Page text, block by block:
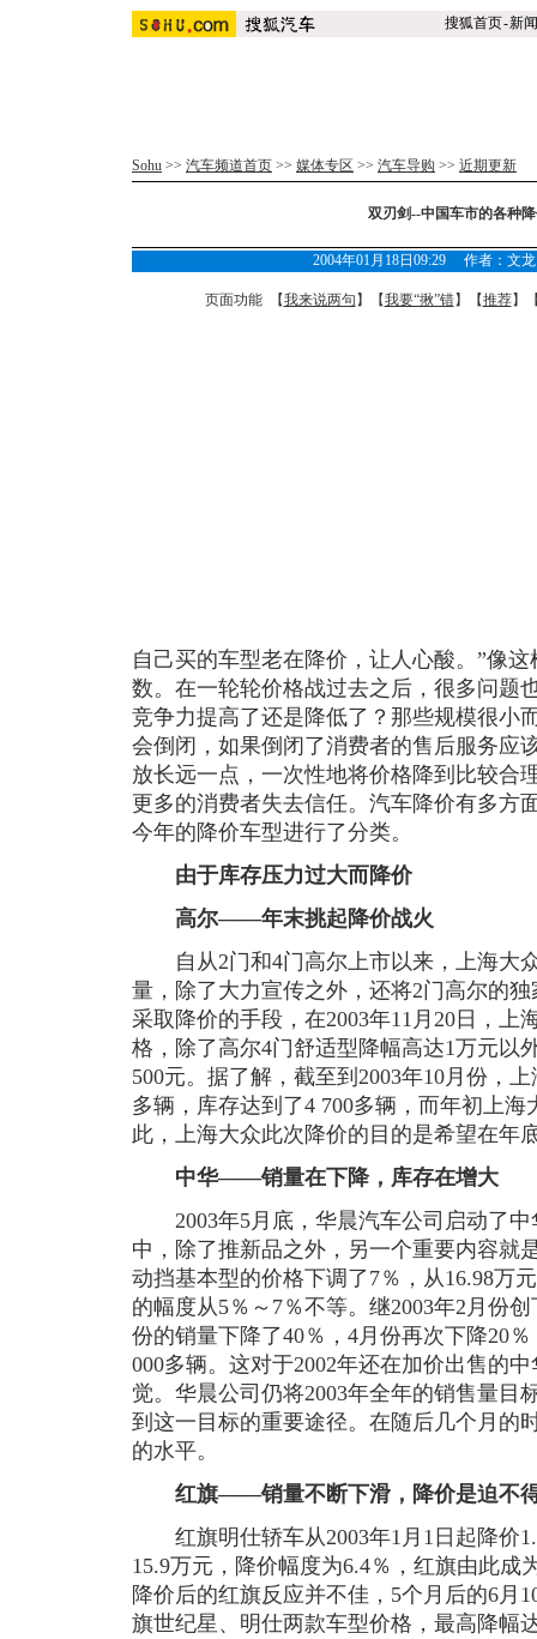
搜狐首页-新闻
Sohu >> 汽车频道首页 >> 媒体专区 >> 汽车导购 >> 近期更新
双刃剑--中国车市的各种
2004年01月18日09:29 作者：文
页面功能 【我来说两句 】【我要“揪”错】【推荐】
自己买的车型老在降价，让人心酸。”像
数。在一轮轮价格战过去之后，很多问题
竞争力提高了还是降低了？那些规模很小
会倒闭，如果倒闭了消费者的售后服务应
放长远一点，一次性地将价格降到比较合
更多的消费者失去信任。汽车降价有多方
今年的降价车型进行了分类。
由于库存压力过大而降价
高尔——年末挑起降价战火
自从2门和4门高尔上市以来，上海大
量，除了大力宣传之外，还将2门高尔的
采取降价的手段，在2003年11月20日，上
格，除了高尔4门舒适型降幅高达1万元以
500元。据了解，截至到2003年10月份，
多辆，库存达到了4 700多辆，而年初上
此，上海大众此次降价的目的是希望在年
中华——销量在下降，库存在增大
2003年5月底，华晨汽车公司启动了中
中，除了推新品之外，另一个重要内容就
动挡基本型的价格下调了7％，从16.98万
的幅度从5％～7％不等。继2003年2月份
份的销量下降了40％，4月份再次下降20
000多辆。这对于2002年还在加价出售的
觉。华晨公司仍将2003年全年的销售量目
到这一目标的重要途径。在随后几个月的
的水平。
红旗——销量不断下滑，降价是迫不
红旗明仕轿车从2003年1月1日起降价
15.9万元，降价幅度为6.4％，红旗由此成
降价后的红旗反应并不佳，5个月后的6月
旗世纪星、明仕两款车型价格，最高降幅